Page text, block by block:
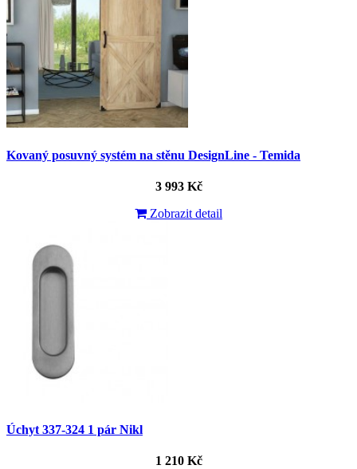
Kovaný posuvný systém na stěnu DesignLine - Temida
3 993 Kč
Zobrazit detail
Úchyt 337-324 1 pár Nikl
1 210 Kč